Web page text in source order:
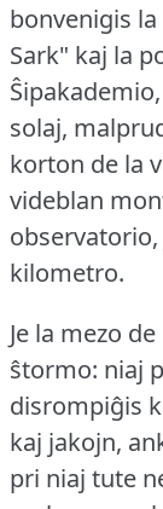
bonvenigis
Sark" kaj la
solaj,
korton de la
videblan
kilometro.
Je la mezo
ŝtormo: niaj
disrompiĝis
kaj jakojn,
pri niaj tute